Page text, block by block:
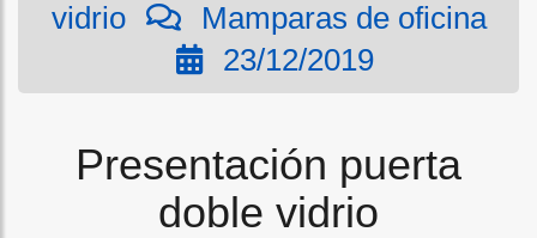
vidrio
Mamparas de oficina
23/12/2019
Presentación puerta
doble vidrio